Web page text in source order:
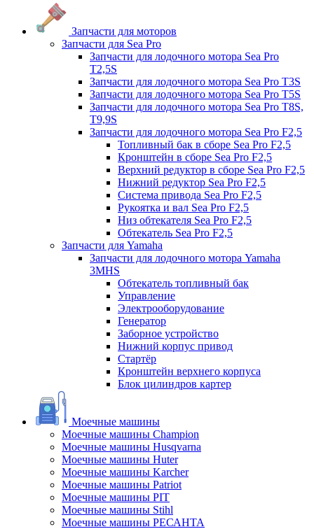
Запчасти для моторов
Запчасти для Sea Pro
Запчасти для лодочного мотора Sea Pro
Т2,5S
Запчасти для лодочного мотора Sea Pro Т3S
Запчасти для лодочного мотора Sea Pro Т5S
Запчасти для лодочного мотора Sea Pro Т8S,
T9,9S
Запчасти для лодочного мотора Sea Pro F2,5
Топливный бак в сборе Sea Pro F2,5
Кронштейн в сборе Sea Pro F2,5
Верхний редуктор в сборе Sea Pro F2,5
Нижний редуктор Sea Pro F2,5
Система привода Sea Pro F2,5
Рукоятка и вал Sea Pro F2,5
Низ обтекателя Sea Pro F2,5
Обтекатель Sea Pro F2,5
Запчасти для Yamaha
Запчасти для лодочного мотора Yamaha
3MHS
Обтекатель топливный бак
Управление
Электрооборудование
Генератор
Заборное устройство
Нижний корпус привод
Стартёр
Кронштейн верхнего корпуса
Блок цилиндров картер
Моечные машины
Моечные машины Champion
Моечные машины Husqvarna
Моечные машины Huter
Моечные машины Karcher
Моечные машины Patriot
Моечные машины PIT
Моечные машины Stihl
Моечные машины РЕСАНТА